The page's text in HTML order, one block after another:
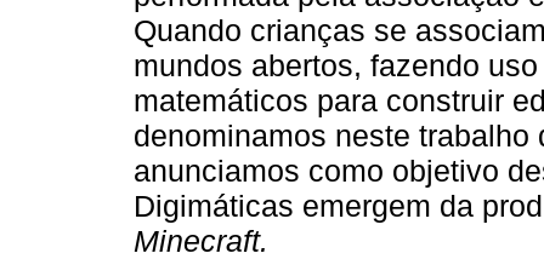
Quando crianças se
mundos abertos, fazendo
matemáticos para construir
denominamos neste
anunciamos como objetivo
Digimáticas emergem da
Minecraft.